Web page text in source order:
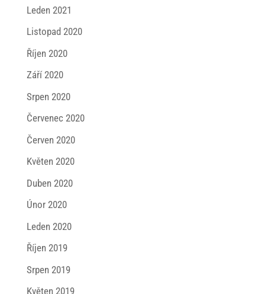
Leden 2021
Listopad 2020
Říjen 2020
Září 2020
Srpen 2020
Červenec 2020
Červen 2020
Květen 2020
Duben 2020
Únor 2020
Leden 2020
Říjen 2019
Srpen 2019
Květen 2019